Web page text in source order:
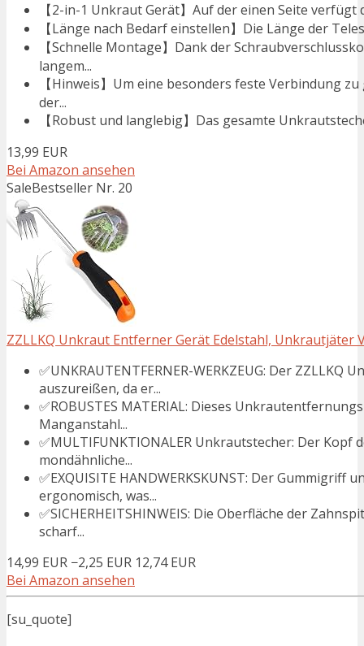
【2-in-1 Unkraut Gerät】Auf der einen Seite
【Länge nach Bedarf einstellen】Die Länge der
【Schnelle Montage】Dank der
langem...
【Hinweis】Um eine besonders feste Verbindung
der...
【Robust und langlebig】Das gesamte
13,99 EUR
Bei Amazon ansehen
SaleBestseller Nr. 20
ZZLLKQ Unkraut Entferner Gerät Edelstahl, Unkrautjäter
✅UNKRAUTENTFERNER-WERKZEUG: Der
auszureißen, da er...
✅ROBUSTES MATERIAL: Dieses
Manganstahl...
✅MULTIFUNKTIONALER Unkrautstecher: Der
mondähnliche...
✅EXQUISITE HANDWERKSKUNST: Der
ergonomisch, was...
✅SICHERHEITSHINWEIS: Die Oberfläche der
scharf...
14,99 EUR −2,25 EUR 12,74 EUR
Bei Amazon ansehen
[su_quote]